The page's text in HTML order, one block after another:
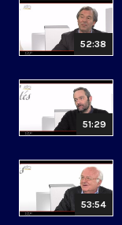
52:38
51:29
53:54